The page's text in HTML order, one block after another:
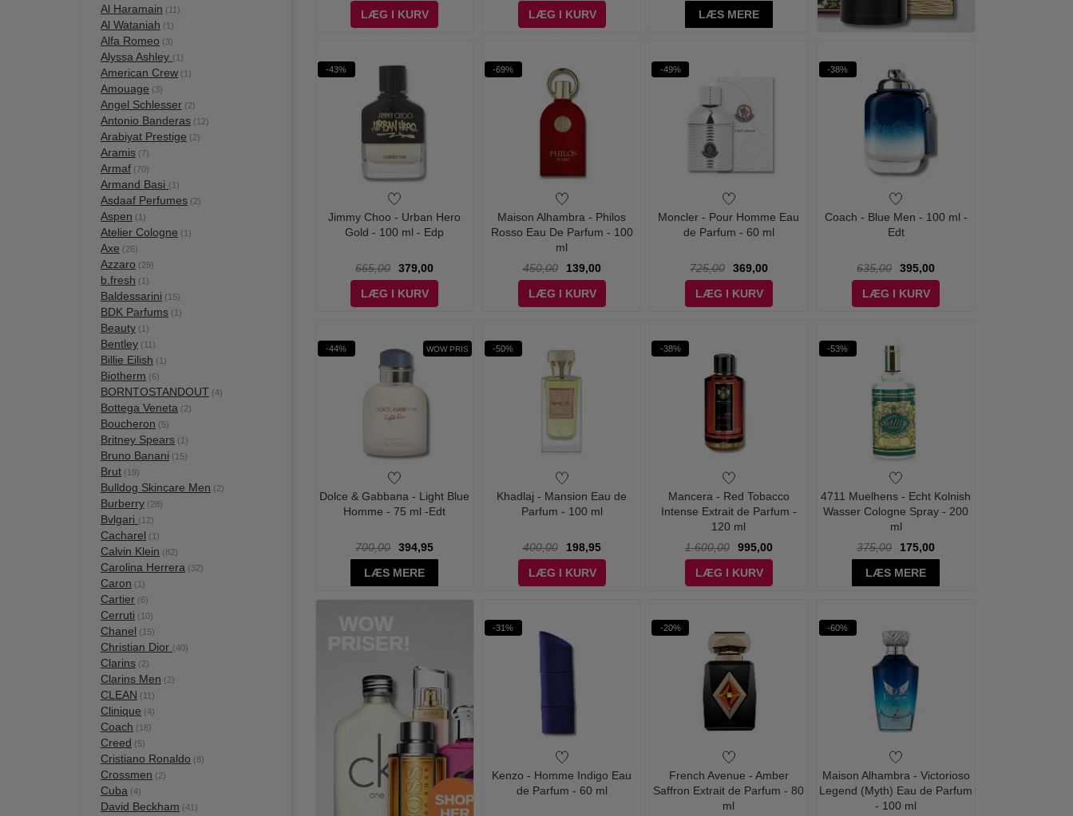
Al Haramain (11)
Al Wataniah (1)
Alfa Romeo (3)
Alyssa Ashley (1)
American Crew (1)
Amouage (3)
Angel Schlesser (2)
Antonio Banderas (12)
Arabiyat Prestige (2)
Aramis (7)
Armaf (70)
Armand Basi (1)
Asdaaf Perfumes (2)
Aspen (1)
Atelier Cologne (1)
Axe (26)
Azzaro (29)
b.fresh (1)
Baldessarini (15)
BDK Parfums (1)
Beauty (1)
Bentley (11)
Billie Eilish (1)
Biotherm (6)
BORNTOSTANDOUT (4)
Bottega Veneta (2)
Boucheron (5)
Britney Spears (1)
Bruno Banani (15)
Brut (19)
Bulldog Skincare Men (2)
Burberry (28)
Bvlgari (12)
Cacharel (1)
Calvin Klein (82)
Carolina Herrera (32)
Caron (1)
Cartier (6)
Cerruti (10)
Chanel (15)
Christian Dior (40)
Clarins (2)
Clarins Men (2)
CLEAN (11)
Clinique (4)
Coach (16)
Creed (5)
Cristiano Ronaldo (8)
Crossmen (2)
Cuba (4)
David Beckham (41)
LÆG I KURV
LÆG I KURV
LÆS MERE
-43%
Jimmy Choo - Urban Hero
Gold - 100 ml - Edp
665,00
379,00
LÆG I KURV
-69%
Maison Alhambra - Philos
Rosso Eau De Parfum - 100
ml
450,00
139,00
LÆG I KURV
-49%
Moncler - Pour Homme Eau
de Parfum - 60 ml
725,00
369,00
LÆG I KURV
-38%
Coach - Blue Men - 100 ml -
Edt
635,00
395,00
LÆG I KURV
-44% WOW PRIS
Dolce & Gabbana - Light Blue
Homme - 75 ml -Edt
700,00
394,95
LÆS MERE
-50%
Khadlaj - Mansion Eau de
Parfum - 100 ml
400,00
198,95
LÆG I KURV
-38%
Mancera - Red Tobacco
Intense Extrait de Parfum -
120 ml
1.600,00
995,00
LÆG I KURV
-53%
4711 Muelhens - Echt Kolnish
Wasser Cologne Spray - 200
ml
375,00
175,00
LÆS MERE
-31%
Kenzo - Homme Indigo Eau
de Parfum - 60 ml
-20%
French Avenue - Amber
Saffron Extrait de Parfum - 80
ml
-60%
Maison Alhambra - Victorioso
Legend (Myth) Eau de Parfum
- 100 ml